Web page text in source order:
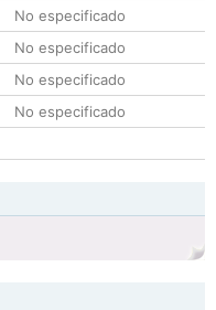
No especificado
No especificado
No especificado
No especificado